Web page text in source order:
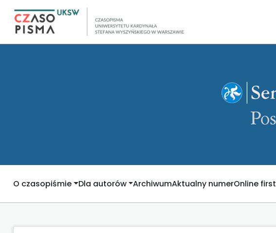
O czasopiśmie Dla autorów ArchiwumAktualny numerOnline first